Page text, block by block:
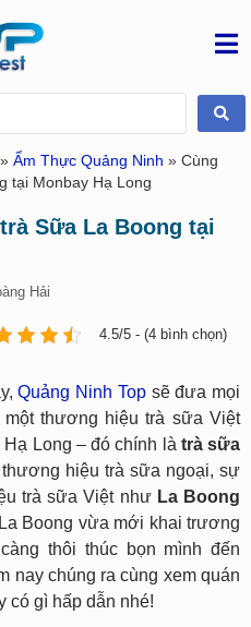
» Ẩm Thực Quảng Ninh » Cùng
tại Monbay Hạ Long
Sữa La Boong tại
Hải
4.5/5 - (4 bình chọn)
Quảng Ninh Topsẽ đưa mọi
thương hiệu trà sữa Việt
Long – đó chính là trà sữa
hiệu trà sữa ngoại, sự
trà sữa Việt như La Boong
Boong vừa mới khai trương
thôi thúc bọn mình đến
nay chúng ra cùng xem quán
có gì hấp dẫn nhé!